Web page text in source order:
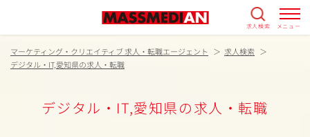
求人検索 メニュー
マーケティング・クリエイティブ 求人・転職エージェント
求人検索
デジタル・IT,愛知県の求人・転職
デジタル・IT,愛知県の求人・転職